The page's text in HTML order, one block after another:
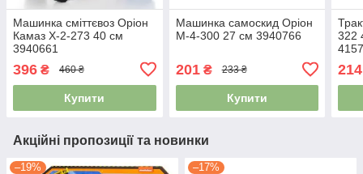
Машинка сміттєвоз Оріон
Камаз Х-2-273 40 см
3940661
396 ₴ 460 ₴
Купити
Машинка самоскид Оріон
М-4-300 27 см 3940766
201₴ 233 ₴
Купити
322
214
Акційні пропозиції та новинки
–19% –17%